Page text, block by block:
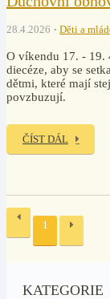
28.4.2026 Děti a
O víkendu 17. - 19.
diecéze, aby se
dětmi, které mají
povzbuzují.
ČÍST DÁL
1
KATEGORIE